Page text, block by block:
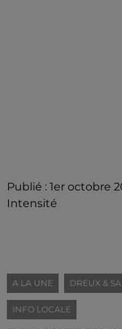
Publié : 1er octobre
Intensité
A LA UNE DREUX &
INFO LOCALE